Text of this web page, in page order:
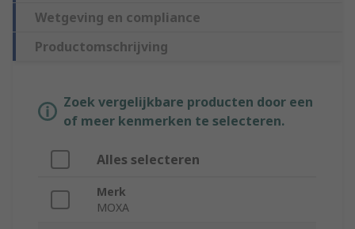
Wetgeving en compliance
Productomschrijving
Zoek vergelijkbare producten door een
of meer kenmerken te selecteren.
Alles selecteren
Merk
MOXA